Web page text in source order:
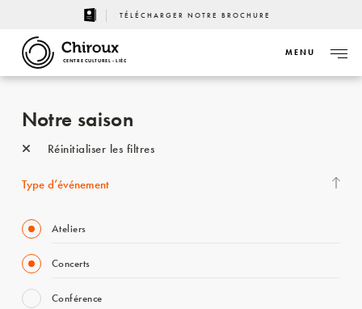
TÉLÉCHARGER NOTRE BROCHURE
CENTRE CULTUREL - LIÈGE
MENU
Notre saison
Réinitialiser les filtres
Type d’événement
Ateliers
Concerts
Conférence